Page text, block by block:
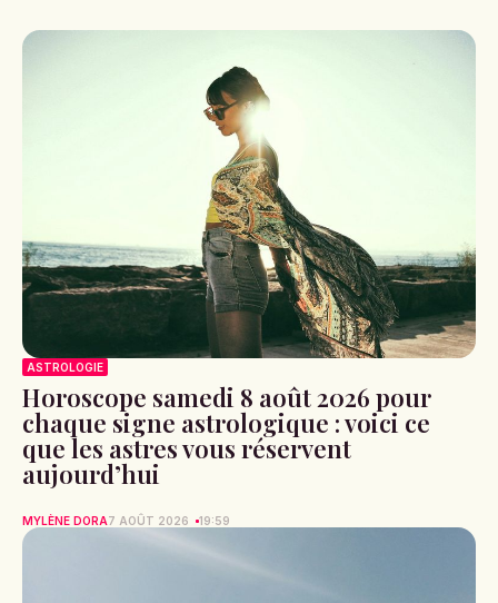
ASTROLOGIE
Horoscope samedi 8 août 2026 pour
chaque signe astrologique : voici ce
que les astres vous réservent
aujourd’hui
MYLÈNE DORA7 AOÛT 2026 19:59